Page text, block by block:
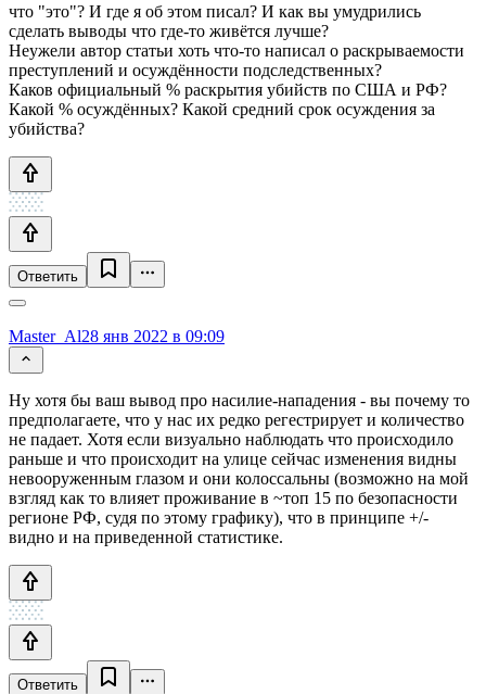
что "это"? И где я об этом писал? И как вы умудрились
сделать выводы что где-то живётся лучше?
Неужели автор статьи хоть что-то написал о раскрываемости
преступлений и осуждённости подследственных?
Каков официальный % раскрытия убийств по США и РФ?
Какой % осуждённых? Какой средний срок осуждения за
убийства?
Ответить
Master_Al28 янв 2022 в 09:09
Ну хотя бы ваш вывод про насилие-нападения - вы почему то
предполагаете, что у нас их редко регестрирует и количество
не падает. Хотя если визуально наблюдать что происходило
раньше и что происходит на улице сейчас изменения видны
невооруженным глазом и они колоссальны (возможно на мой
взгляд как то влияет проживание в ~топ 15 по безопасности
регионе РФ, судя по этому графику), что в принципе +/-
видно и на приведенной статистике.
Ответить